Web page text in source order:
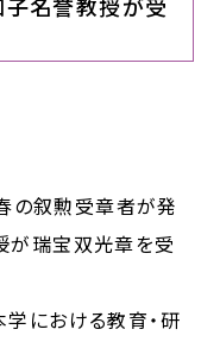
の叙勲受章者が発
が瑞宝双光章を受
における教育・研